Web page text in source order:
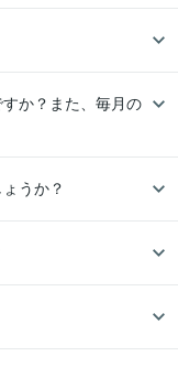
か？また、毎月の
うか？